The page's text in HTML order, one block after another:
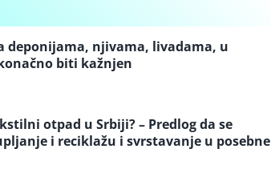
deponijama, njivama, livadama, u
biti kažnjen
otpad u Srbiji? – Predlog da se
i reciklažu i svrstavanje u posebne